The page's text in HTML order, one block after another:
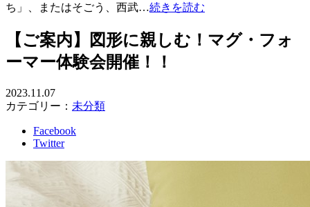
ち」、またはそごう、西武…続きを読む
【ご案内】図形に親しむ！マグ・フォ
ーマー体験会開催！！
2023.11.07
カテゴリー： 未分類
Facebook
Twitter